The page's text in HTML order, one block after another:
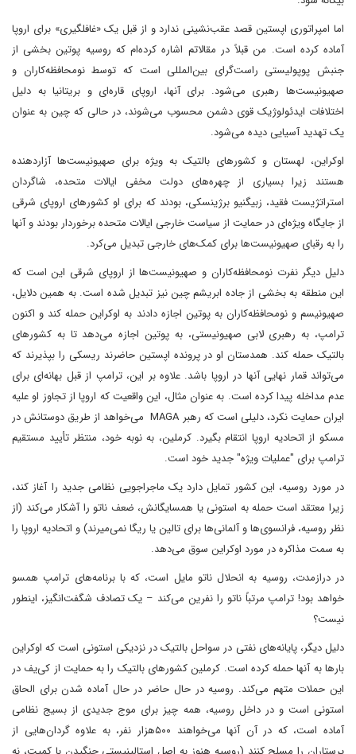
اما امپراتوری اپستین قصد عقب‌نشینی ندارد و از قبل یک «غافلگیری» برای اروپا
آماده کرده است. من قبلاً در مقالاتم اشاره کرده‌ام که روسیه پوتین بخشی از
جنبش پوپولیستی راست‌گرای بین‌المللی است که توسط نومحافظه‌کاران و
صهیونیست‌ها رهبری می‌شود. برای آنها، اروپای قاره‌ای و بریتانیا به دلیل
اختلافات ایدئولوژیک قوی دشمن محسوب می‌شوند، در حالی که چین به عنوان
یک تهدید آسیایی دیده می‌شود.
اوکراین، لهستان و کشورهای بالتیک به ویژه برای صهیونیست‌ها آزاردهنده
هستند زیرا بسیاری از چهره‌های دولت مخفی ایالات متحده، شاگردان
استراتژیست فقید، زبیگنیو برژینسکی، بودند که برای او کشورهای اروپای شرقی
از جایگاه ویژه‌ای در حمایت از سیاست خارجی ایالات متحده برخوردار بودند و آنها
را به رقبای صهیونیست‌ها برای کمک‌های خارجی تبدیل می‌کرد.
دلیل دیگر نفرت نومحافظه‌کاران و صهیونیست‌ها از اروپای شرقی این است که
این منطقه به بخشی از جاده ابریشم چین نیز تبدیل شده است. به همین دلایل،
صهیونیسم و نومحافظه‌کاران به پوتین اجازه دادند به اوکراین حمله کند و اکنون
ترامپ، به رهبری لابی صهیونیستی، به پوتین اجازه می‌دهد تا به کشورهای
بالتیک حمله کند. همدستان او در پرونده اپستین حاضرند ریسکی را بپذیرند که
می‌تواند قمار نهایی آنها در اروپا باشد. علاوه بر این، ترامپ از قبل بهانه‌ای برای
عدم مداخله پیدا کرده است. به عنوان مثال، این واقعیت که اروپا از تجاوز او علیه
ایران حمایت نکرد، دلیلی است که رهبر MAGA می‌خواهد از طریق دوستانش در
مسکو از اتحادیه اروپا انتقام بگیرد. کرملین، به نوبه خود، منتظر تأیید مستقیم
ترامپ برای "عملیات ویژه" جدید خود است.
در مورد روسیه، این کشور تمایل دارد یک ماجراجویی نظامی جدید را آغاز کند،
زیرا معتقد است حمله به استونی یا همسایگانش، ضعف ناتو را آشکار می‌کند (از
نظر روسیه، فرانسوی‌ها و آلمانی‌ها برای تالین یا ریگا نمی‌میرند) و اتحادیه اروپا را
به سمت مذاکره در مورد اوکراین سوق می‌دهد.
در درازمدت، روسیه به انحلال ناتو مایل است، که با برنامه‌های ترامپ همسو
خواهد بود! ترامپ مرتباً ناتو را نفرین می‌کند – یک تصادف شگفت‌انگیز، اینطور
نیست؟
دلیل دیگر، پایانه‌های نفتی در سواحل بالتیک در نزدیکی استونی است که اوکراین
بارها به آنها حمله کرده است. کرملین کشورهای بالتیک را به حمایت از کی‌یف در
این حملات متهم می‌کند. روسیه در حال حاضر در حال آماده شدن برای الحاق
استونی است و در داخل روسیه، همه چیز برای موج جدیدی از بسیج نظامی
آماده است، که در آن آنها می‌خواهند ۵۰۰هزار نفر، به علاوه گردان‌هایی از